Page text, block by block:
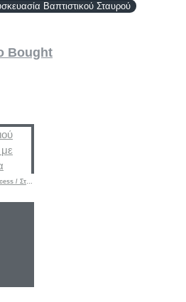
Βαπτιστικού Σταυρού
Bought
Σετ Βάπτισης Κοριτσιού Little Princess / Στέμμα με Ζωγραφισμένη Βαλίτσα